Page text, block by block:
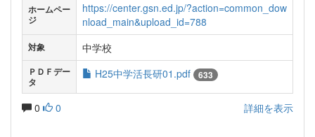
ホームペー
ジ
https://center.gsn.ed.jp/?action=common_dow
nload_main&upload_id=788
対象 中学校
ＰＤＦデー
タ
H25中学活長研01.pdf 633
0 0 詳細を表示